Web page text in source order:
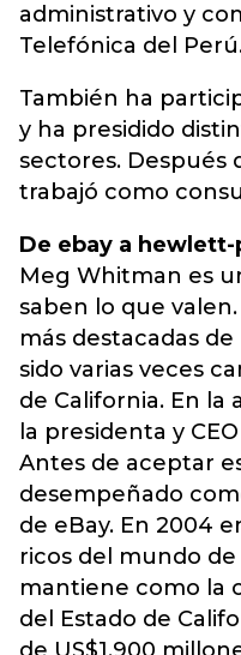
administrativo y
Telefónica del
También ha
y ha presidido
sectores. Después
trabajó como
De ebay a hewlett-
Meg Whitman es
saben lo que
más destacadas
sido varias veces
de California. En la
la presidenta y
Antes de aceptar
desempeñado
de eBay. En 2004
ricos del mundo
mantiene como la
del Estado de